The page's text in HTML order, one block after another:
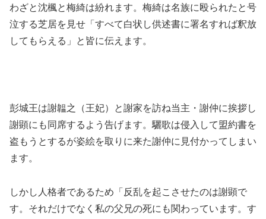
わざと沈楓と梅綺は紛れます。梅綺は名族に殴られたと号
泣する芝居を見せ「すべて白状し供述書に署名すれば釈放
してもらえる」と皆に伝えます。
彭城王は謝韞之（王妃）と謝家を訪ね当主・謝仲に挨拶し
謝顕にも同席するよう告げます。驪歌は侵入して盟約書を
盗もうとするが姿絵を取りに来た謝仲に見付かってしまい
ます。
しかし人格者であるため「反乱を起こさせたのは謝顕で
す。それだけでなく私の父兄の死にも関わっています。す